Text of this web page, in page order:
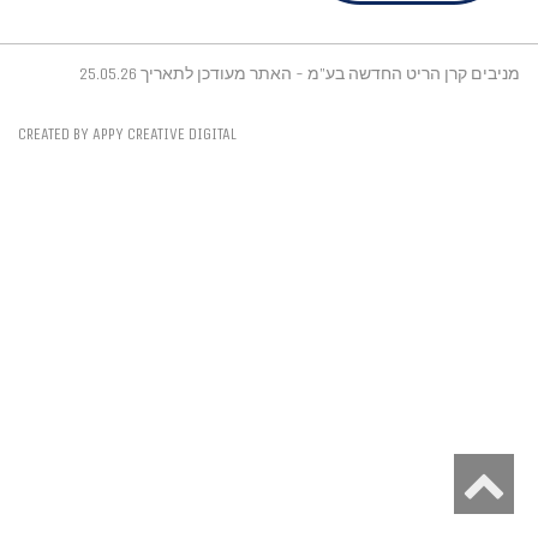
מניבים קרן הריט החדשה בע"מ - האתר מעודכן לתאריך 25.05.26
CREATED BY APPY CREATIVE DIGITAL
לראש